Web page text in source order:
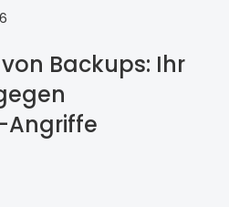
Backups: Ihr
Angriffe